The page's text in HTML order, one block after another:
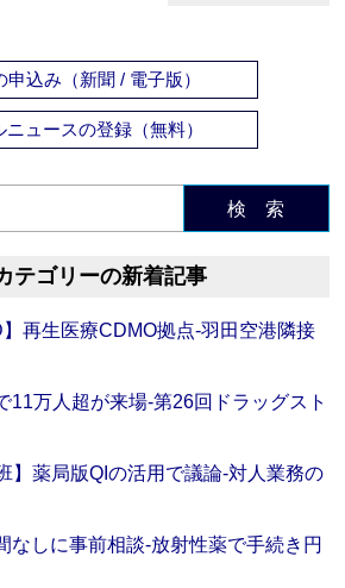
申込み（新聞 / 電子版）
ニュースの登録（無料）
検 索
テゴリーの新着記事
】再生医療CDMO拠点‐羽田空港隣接
11万人超が来場‐第26回ドラッグスト
】薬局版QIの活用で議論‐対人業務の
なしに事前相談‐放射性薬で手続き円